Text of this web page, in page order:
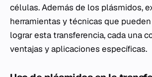
células. Además de los plásmidos,
herramientas y técnicas que
lograr esta transferencia, cada una
ventajas y aplicaciones específicas.